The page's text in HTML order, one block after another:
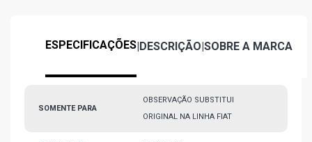
ESPECIFICAÇÕES|DESCRIÇÃO|SOBRE A MARCA
SOMENTE PARA
OBSERVAÇÃO SUBSTITUI
ORIGINAL NA LINHA FIAT